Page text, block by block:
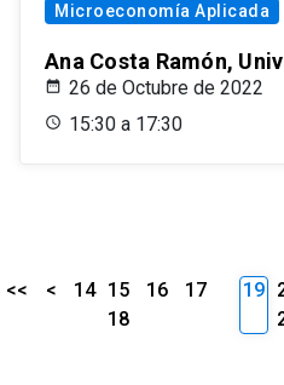
Microeconomía Aplicada
Ana Costa Ramón,
26 de Octubre de 2022
15:30 a 17:30
<< < 14 15 16
17
18
19